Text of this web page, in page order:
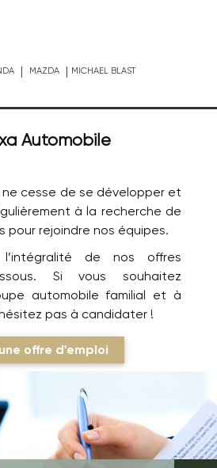
| MAZDA | MICHAEL BLAST
Automobile
ne cesse de se développer et
à la recherche de
pour rejoindre nos équipes.
l’intégralité de nos offres
Si vous souhaitez
automobile familial et à
pas à candidater !
offre d'emploi